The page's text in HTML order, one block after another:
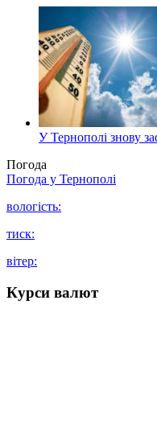
У Тернополі знову
Погода
Погода у Тернополі
вологість:
тиск:
вітер:
Курси валют